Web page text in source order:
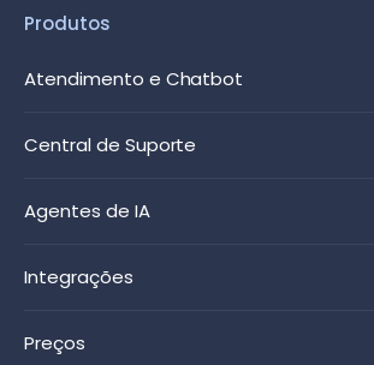
Produtos
Atendimento e Chatbot
Central de Suporte
Agentes de IA
Integrações
Preços